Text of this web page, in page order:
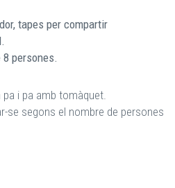
tapes per compartir
persones.
i pa amb tomàquet.
se segons el nombre de persones